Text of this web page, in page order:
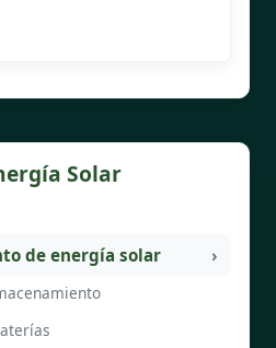
Solar
de energía solar